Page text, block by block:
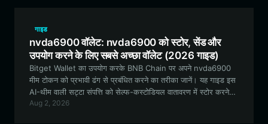
गाइड
nvda6900 वॉलेट: nvda6900 को स्टोर, सेंड और
उपयोग करने के लिए सबसे अच्छा वॉलेट (2026 गाइड)
Bitget Wallet का उपयोग करके BNB Chain पर अपने nvda6900
मीम टोकन को प्रभावी ढंग से प्रबंधित करने का तरीका जानें। यह गाइड इस
AI-थीम वाली सट्टा संपत्ति को सेल्फ-कस्टोडियल वातावरण में स्टोर करने
की विशेषताओं, सुरक्षा और व्यावहारिक उपयोग के मामलों का पता लगाती है।
Aug 2, 2026